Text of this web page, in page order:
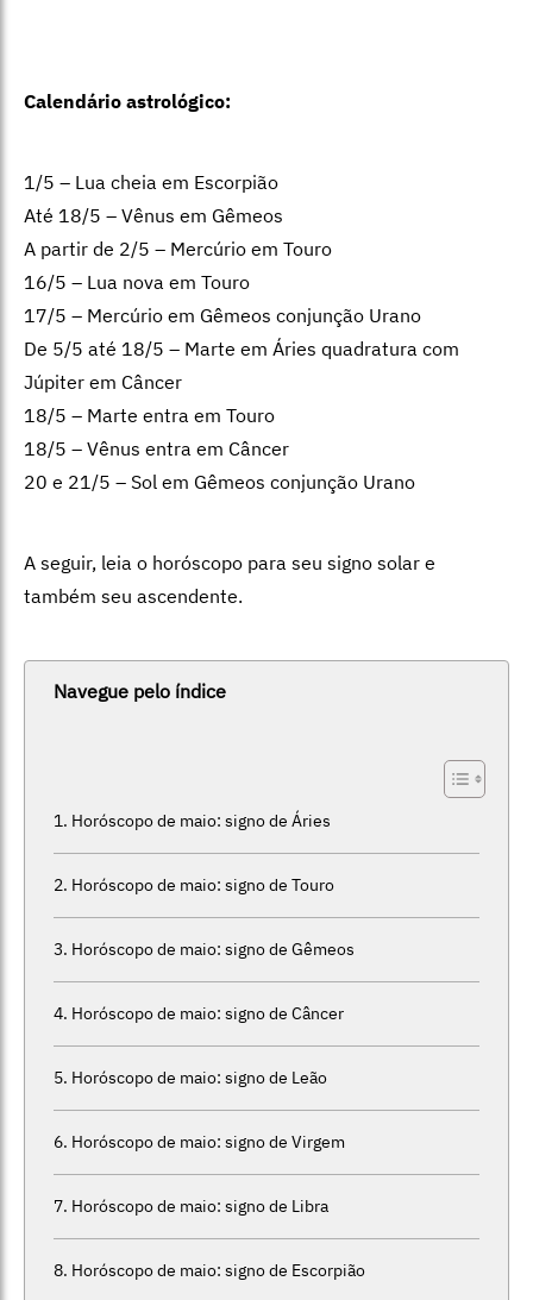
Calendário astrológico:
1/5 – Lua cheia em Escorpião
Até 18/5 – Vênus em Gêmeos
A partir de 2/5 – Mercúrio em Touro
16/5 – Lua nova em Touro
17/5 – Mercúrio em Gêmeos conjunção Urano
De 5/5 até 18/5 – Marte em Áries quadratura com
Júpiter em Câncer
18/5 – Marte entra em Touro
18/5 – Vênus entra em Câncer
20 e 21/5 – Sol em Gêmeos conjunção Urano
A seguir, leia o horóscopo para seu signo solar e
também seu ascendente.
Navegue pelo índice
Horóscopo de maio: signo de Áries
Horóscopo de maio: signo de Touro
Horóscopo de maio: signo de Gêmeos
Horóscopo de maio: signo de Câncer
Horóscopo de maio: signo de Leão
Horóscopo de maio: signo de Virgem
Horóscopo de maio: signo de Libra
Horóscopo de maio: signo de Escorpião